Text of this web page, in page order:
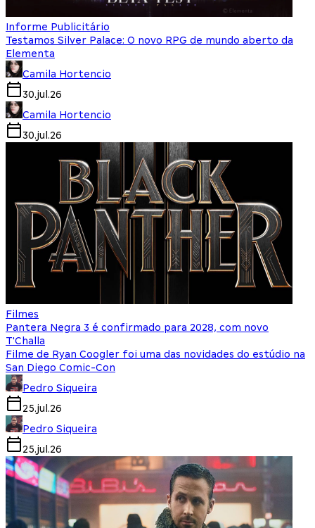
Informe Publicitário
Testamos Silver Palace: O novo RPG de mundo aberto da
Elementa
Camila Hortencio
30.jul.26
Camila Hortencio
30.jul.26
Filmes
Pantera Negra 3 é confirmado para 2028, com novo
T'Challa
Filme de Ryan Coogler foi uma das novidades do estúdio na
San Diego Comic-Con
Pedro Siqueira
25.jul.26
Pedro Siqueira
25.jul.26